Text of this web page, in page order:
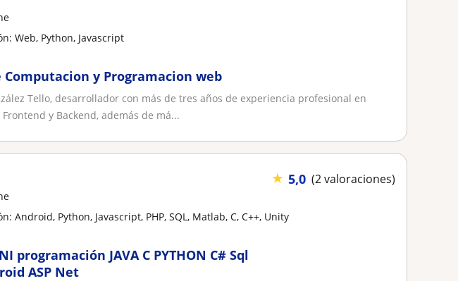
Web, Python, Javascript
Computacion y Programacion web
Tello, desarrollador con más de tres años de experiencia profesional en
y Backend, además de má...
★ 5,0 (2 valoraciones)
Android, Python, Javascript, PHP, SQL, Matlab, C, C++, Unity
programación JAVA C PYTHON C# Sql
ASP Net